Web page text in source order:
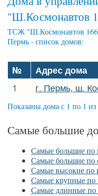
"Ш.Космонавтов
ТСЖ "Ш.Космонавтов
Пермь - список домов:
№
Адрес дома
1
г. Пермь, ш.
Показаны дома с 1 по 1 из
Самые большие
Самые большие по
Самые большие
Самые высокие по
Самые крупные по
Самые длинные по